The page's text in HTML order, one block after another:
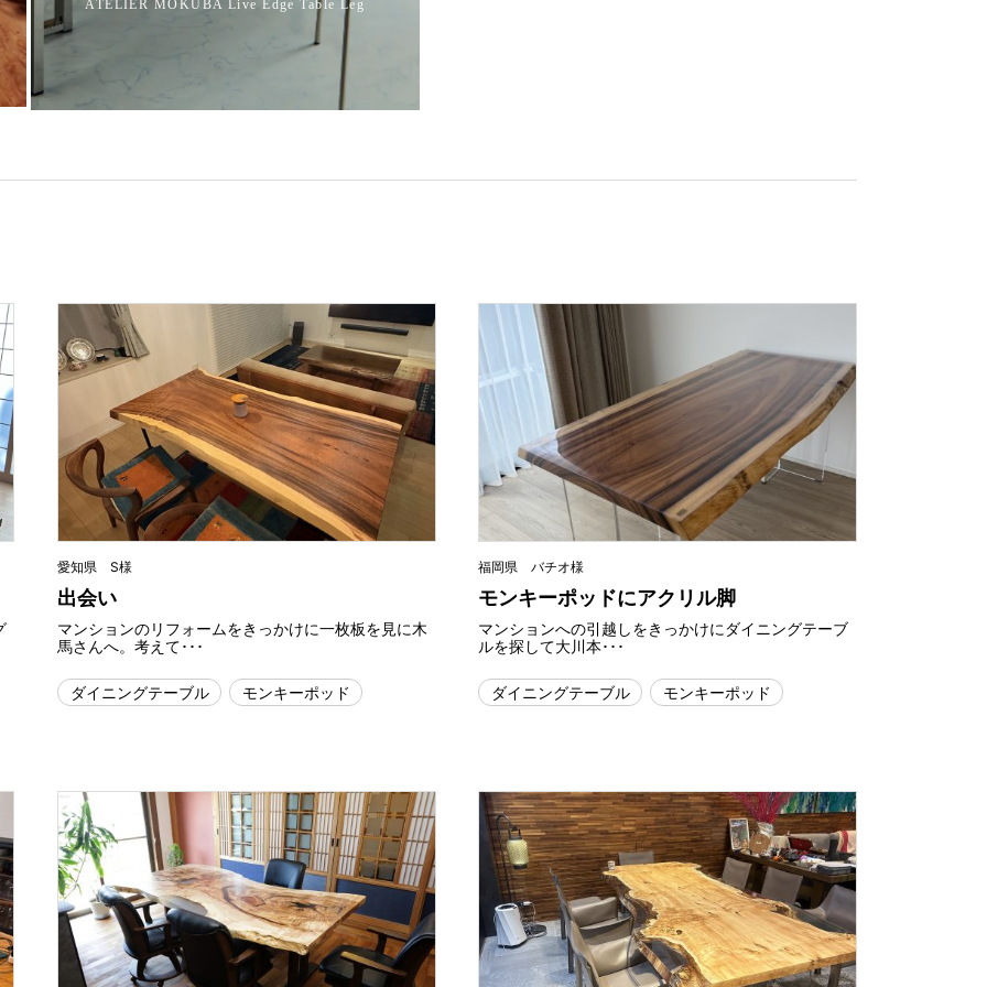
愛知県 S様
出会い
マンションのリフォームをきっかけに一枚板を見に木
馬さんへ。考えて･･･
ダイニングテーブル モンキーポッド
福岡県 バチオ様
モンキーポッドにアクリル脚
マンションへの引越しをきっかけにダイニングテーブ
ルを探して大川本･･･
ダイニングテーブル モンキーポッド